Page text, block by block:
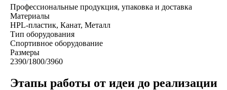
Профессиональные продукция, упаковка и доставка
Материалы
HPL-пластик, Канат, Металл
Тип оборудования
Спортивное оборудование
Размеры
2390/1800/3960
Этапы работы от идеи до реализации